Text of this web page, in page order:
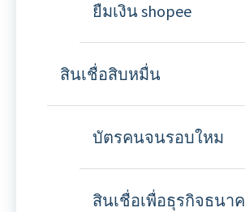
ยืมเงิน shopee
สินเชื่อสิบหมื่น
บัตรคนจนรอบใหม
สินเชื่อเพื่อธุรกิจธนา